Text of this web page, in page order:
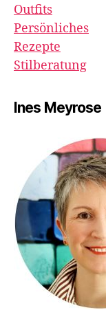
Outfits
Persönliches
Rezepte
Stilberatung
Ines Meyrose